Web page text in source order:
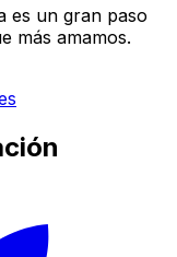
es un gran paso
más amamos.